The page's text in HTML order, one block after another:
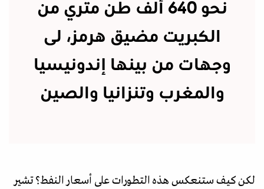
نحو 640 ألف طن متري من
الكبريت مضيق هرمز، لى
وجهات من بينها إندونيسيا
والمغرب وتنزانيا والصين
لكن كيف ستنعكس هذه التطورات على أسعار النفط؟ تشير